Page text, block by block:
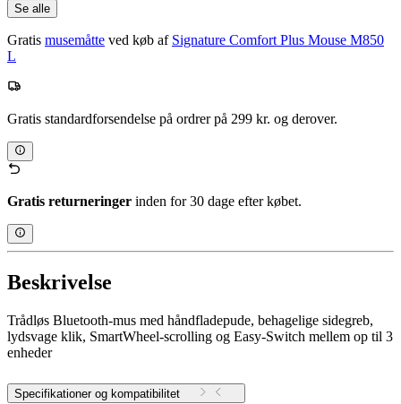
Se alle
Gratis musemåtte ved køb af Signature Comfort Plus Mouse M850
L
Gratis standardforsendelse på ordrer på 299 kr. og derover.
Gratis returneringer inden for 30 dage efter købet.
Beskrivelse
Trådløs Bluetooth-mus med håndfladepude, behagelige sidegreb,
lydsvage klik, SmartWheel-scrolling og Easy-Switch mellem op til 3
enheder
Specifikationer og kompatibilitet